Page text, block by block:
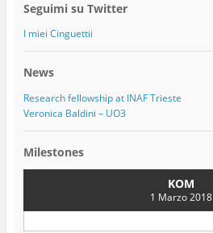
Seguimi su Twitter
I miei Cinguettii
News
Research fellowship at INAF Trieste
Veronica Baldini – UO3
Milestones
KOM
1 Marzo 2018